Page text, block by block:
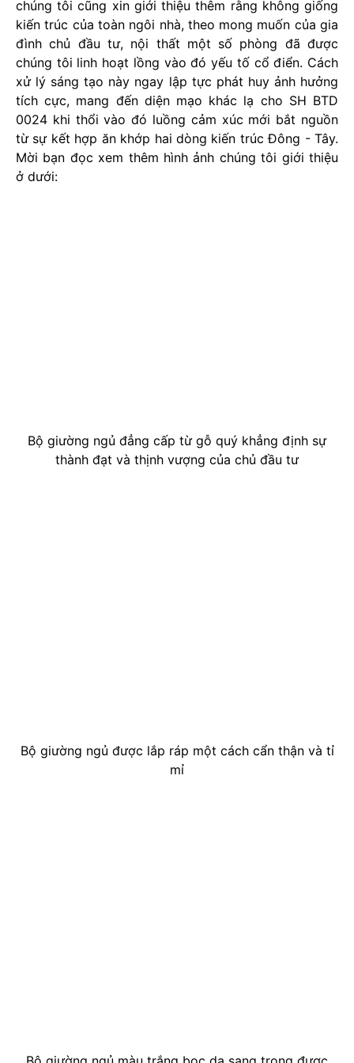
chúng tôi cũng xin giới thiệu thêm rằng không giống
kiến trúc của toàn ngôi nhà, theo mong muốn của gia
đình chủ đầu tư, nội thất một số phòng đã được
chúng tôi linh hoạt lồng vào đó yếu tố cổ điển. Cách
xử lý sáng tạo này ngay lập tực phát huy ảnh hưởng
tích cực, mang đến diện mạo khác lạ cho SH BTD
0024 khi thổi vào đó luồng cảm xúc mới bắt nguồn
từ sự kết hợp ăn khớp hai dòng kiến trúc Đông - Tây.
Mời bạn đọc xem thêm hình ảnh chúng tôi giới thiệu
ở dưới:
Bộ giường ngủ đẳng cấp từ gỗ quý khẳng định sự
thành đạt và thịnh vượng của chủ đầu tư
Bộ giường ngủ được lắp ráp một cách cẩn thận và tỉ
mỉ